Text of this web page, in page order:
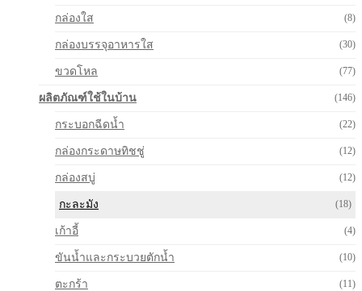
กล่องใส (8)
กล่องบรรจุอาหารใส (30)
ขวดโหล (77)
ผลิตภัณฑ์ใช้ในบ้าน (146)
กระบอกฉีดน้ำ (22)
กล่องกระดาษทิชชู่ (12)
กล่องสบู่ (12)
กะละมัง (18)
เก้าอี้ (4)
ขันน้ำและกระบวยตักน้ำ (10)
ตะกร้า (11)